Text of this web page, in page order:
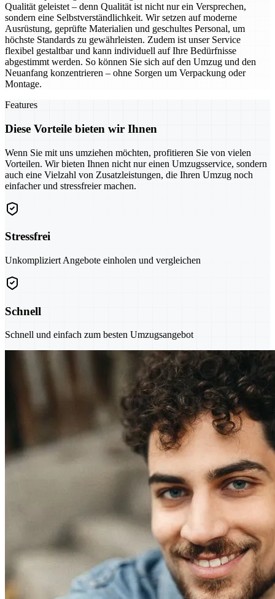
Qualität geleistet – denn Qualität ist nicht nur ein Versprechen,
sondern eine Selbstverständlichkeit. Wir setzen auf moderne
Ausrüstung, geprüfte Materialien und geschultes Personal, um
höchste Standards zu gewährleisten. Zudem ist unser Service
flexibel gestaltbar und kann individuell auf Ihre Bedürfnisse
abgestimmt werden. So können Sie sich auf den Umzug und den
Neuanfang konzentrieren – ohne Sorgen um Verpackung oder
Montage.
Features
Diese Vorteile bieten wir Ihnen
Wenn Sie mit uns umziehen möchten, profitieren Sie von vielen
Vorteilen. Wir bieten Ihnen nicht nur einen Umzugsservice, sondern
auch eine Vielzahl von Zusatzleistungen, die Ihren Umzug noch
einfacher und stressfreier machen.
Stressfrei
Unkompliziert Angebote einholen und vergleichen
Schnell
Schnell und einfach zum besten Umzugsangebot